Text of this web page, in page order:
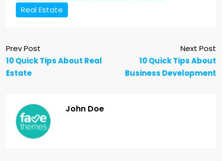
Real Estate
Prev Post
10 Quick Tips About Real
Estate
Next Post
10 Quick Tips About
Business Development
John Doe